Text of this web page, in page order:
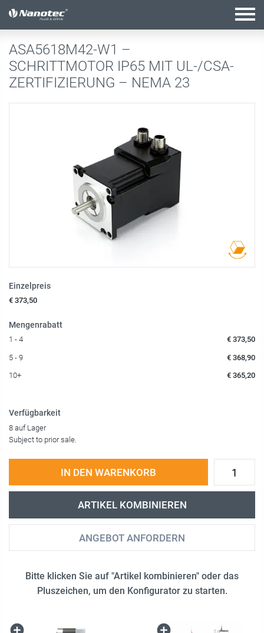
Aktive Kombination
ASA5618M42-W1 –
SCHRITTMOTOR IP65 MIT UL-/CSA-
ZERTIFIZIERUNG – NEMA 23
Einzelpreis
€ 373,50
Mengenrabatt
1 - 4 € 373,50
5 - 9 € 368,90
10+ € 365,20
Verfügbarkeit
8 auf Lager
Subject to prior sale.
IN DEN WARENKORB
ARTIKEL KOMBINIEREN
ANGEBOT ANFORDERN
Bitte klicken Sie auf "Artikel kombinieren" oder das
Pluszeichen, um den Konfigurator zu starten.